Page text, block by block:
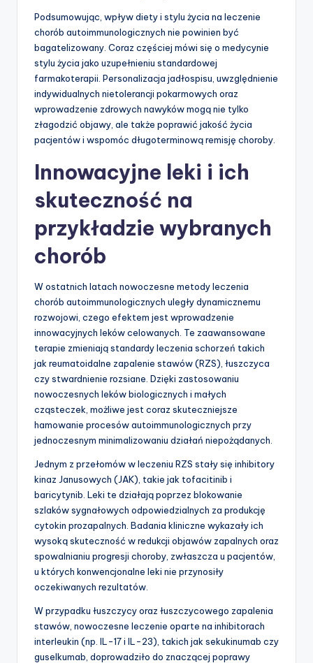
Podsumowując, wpływ diety i stylu życia na leczenie
chorób autoimmunologicznych nie powinien być
bagatelizowany. Coraz częściej mówi się o medycynie
stylu życia jako uzupełnieniu standardowej
farmakoterapii. Personalizacja jadłospisu, uwzględnienie
indywidualnych nietolerancji pokarmowych oraz
wprowadzenie zdrowych nawyków mogą nie tylko
złagodzić objawy, ale także poprawić jakość życia
pacjentów i wspomóc długoterminową remisję choroby.
Innowacyjne leki i ich
skuteczność na
przykładzie wybranych
chorób
W ostatnich latach nowoczesne metody leczenia
chorób autoimmunologicznych uległy dynamicznemu
rozwojowi, czego efektem jest wprowadzenie
innowacyjnych leków celowanych. Te zaawansowane
terapie zmieniają standardy leczenia schorzeń takich
jak reumatoidalne zapalenie stawów (RZS), łuszczyca
czy stwardnienie rozsiane. Dzięki zastosowaniu
nowoczesnych leków biologicznych i małych
cząsteczek, możliwe jest coraz skuteczniejsze
hamowanie procesów autoimmunologicznych przy
jednoczesnym minimalizowaniu działań niepożądanych.
Jednym z przełomów w leczeniu RZS stały się inhibitory
kinaz Janusowych (JAK), takie jak tofacitinib i
baricytynib. Leki te działają poprzez blokowanie
szlaków sygnałowych odpowiedzialnych za produkcję
cytokin prozapalnych. Badania kliniczne wykazały ich
wysoką skuteczność w redukcji objawów zapalnych oraz
spowalnianiu progresji choroby, zwłaszcza u pacjentów,
u których konwencjonalne leki nie przynosiły
oczekiwanych rezultatów.
W przypadku łuszczycy oraz łuszczycowego zapalenia
stawów, nowoczesne leczenie oparte na inhibitorach
interleukin (np. IL-17 i IL-23), takich jak sekukinumab czy
guselkumab, doprowadziło do znaczącej poprawy